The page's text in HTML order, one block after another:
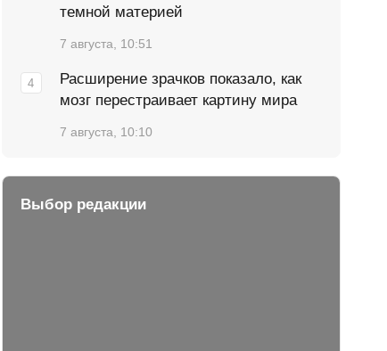
темной материей
7 августа, 10:51
Расширение зрачков показало, как
мозг перестраивает картину мира
7 августа, 10:10
Выбор редакции